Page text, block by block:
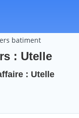
batiment
: Utelle
: Utelle